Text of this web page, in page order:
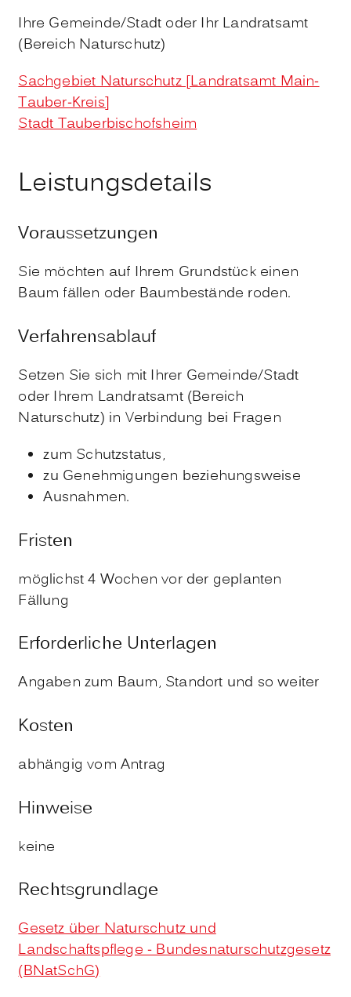
Ihre Gemeinde/Stadt oder Ihr Landratsamt
(Bereich Naturschutz)
Sachgebiet Naturschutz [Landratsamt Main-
Tauber-Kreis]
Stadt Tauberbischofsheim
Leistungsdetails
Voraussetzungen
Sie möchten auf Ihrem Grundstück einen
Baum fällen oder Baumbestände roden.
Verfahrensablauf
Setzen Sie sich mit Ihrer Gemeinde/Stadt
oder Ihrem Landratsamt (Bereich
Naturschutz) in Verbindung bei Fragen
zum Schutzstatus,
zu Genehmigungen beziehungsweise
Ausnahmen.
Fristen
möglichst 4 Wochen vor der geplanten
Fällung
Erforderliche Unterlagen
Angaben zum Baum, Standort und so weiter
Kosten
abhängig vom Antrag
Hinweise
keine
Rechtsgrundlage
Gesetz über Naturschutz und
Landschaftspflege - Bundesnaturschutzgesetz
(BNatSchG)